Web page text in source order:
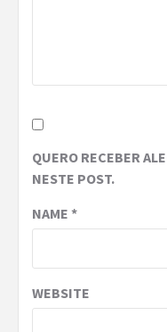
QUERO RECEBER
NESTE POST.
NAME *
WEBSITE